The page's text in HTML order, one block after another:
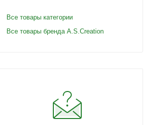
Все товары категории
Все товары бренда A.S.Creation